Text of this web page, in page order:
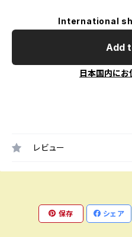
International
Add
日本国内にお
レビュー
保存 シェア